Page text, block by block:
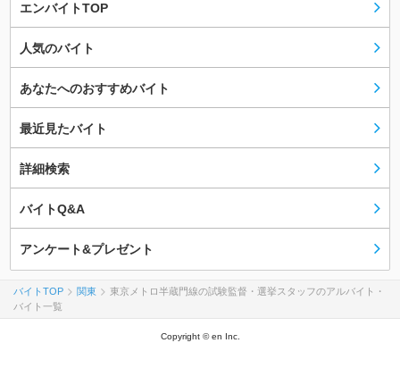
エンバイトTOP
人気のバイト
あなたへのおすすめバイト
最近見たバイト
詳細検索
バイトQ&A
アンケート&プレゼント
バイトTOP 関東
東京メトロ半蔵門線の試験監督・選挙スタッフのアルバイト・
バイト一覧
Copyright © en Inc.